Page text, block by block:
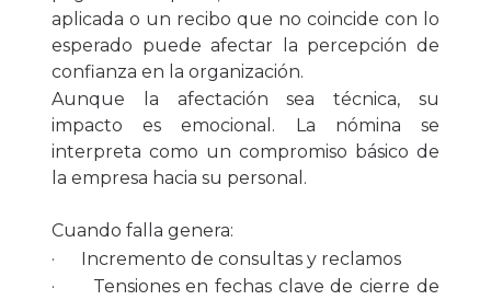
aplicada o un recibo que no coincide con lo
esperado puede afectar la percepción de
confianza en la organización.
Aunque la afectación sea técnica, su
impacto es emocional. La nómina se
interpreta como un compromiso básico de
la empresa hacia su personal.
Cuando falla genera:
· Incremento de consultas y reclamos
· Tensiones en fechas clave de cierre de